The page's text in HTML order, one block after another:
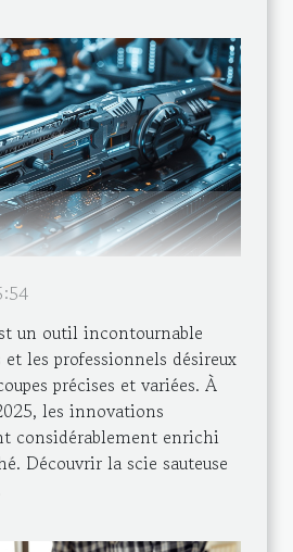
un outil incontournable
les professionnels désireux
précises et variées. À
les innovations
considérablement enrichi
Découvrir la scie sauteuse